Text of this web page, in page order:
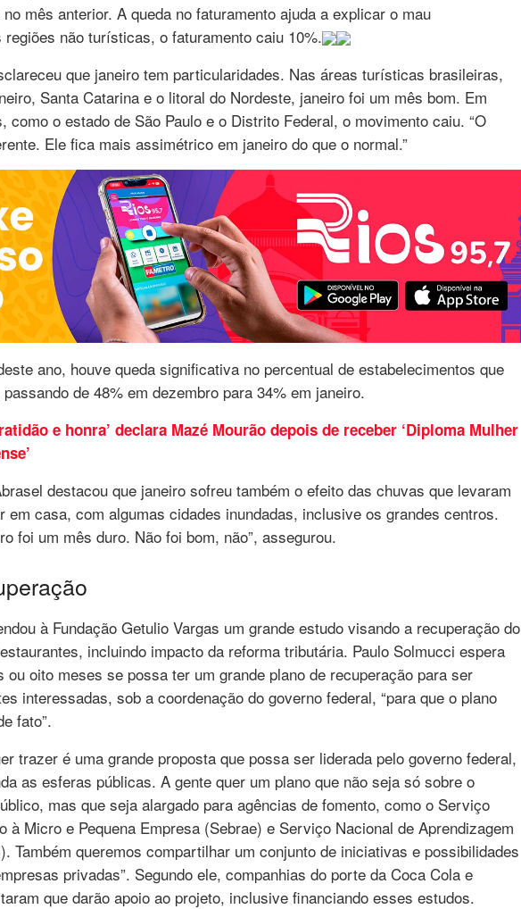
mês anterior. A queda no faturamento ajuda a explicar o mau
regiões não turísticas, o faturamento caiu 10%.
que janeiro tem particularidades. Nas áreas turísticas brasileiras,
Santa Catarina e o litoral do Nordeste, janeiro foi um mês bom. Em
como o estado de São Paulo e o Distrito Federal, o movimento caiu. “O
Ele fica mais assimétrico em janeiro do que o normal.”
ano, houve queda significativa no percentual de estabelecimentos que
de 48% em dezembro para 34% em janeiro.
e honra’ declara Mazé Mourão depois de receber ‘Diploma Mulher
destacou que janeiro sofreu também o efeito das chuvas que levaram
em casa, com algumas cidades inundadas, inclusive os grandes centros.
foi um mês duro. Não foi bom, não”, assegurou.
à Fundação Getulio Vargas um grande estudo visando a recuperação do
incluindo impacto da reforma tributária. Paulo Solmucci espera
ou oito meses se possa ter um grande plano de recuperação para ser
interessadas, sob a coordenação do governo federal, “para que o plano
fato”.
trazer é uma grande proposta que possa ser liderada pelo governo federal,
as esferas públicas. A gente quer um plano que não seja só sobre o
mas que seja alargado para agências de fomento, como o Serviço
à Micro e Pequena Empresa (Sebrae) e Serviço Nacional de Aprendizagem
Também queremos compartilhar um conjunto de iniciativas e possibilidades
privadas”. Segundo ele, companhias do porte da Coca Cola e
que darão apoio ao projeto, inclusive financiando esses estudos.